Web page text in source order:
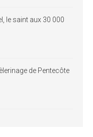
le saint aux 30 000
de Pentecôte